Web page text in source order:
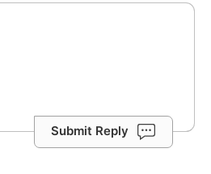
Submit Reply